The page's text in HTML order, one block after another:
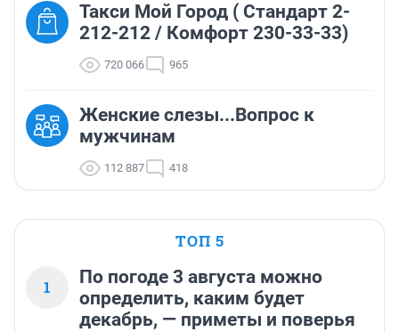
Такси Мой Город ( Стандарт 2-
212-212 / Комфорт 230-33-33)
720 066 965
Женские слезы...Вопрос к
мужчинам
112 887 418
ТОП 5
1
По погоде 3 августа можно
определить, каким будет
декабрь, — приметы и поверья